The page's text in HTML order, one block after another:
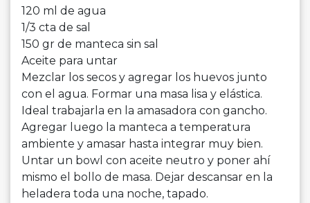
120 ml de agua
1/3 cta de sal
150 gr de manteca sin sal
Aceite para untar
Mezclar los secos y agregar los huevos junto
con el agua. Formar una masa lisa y elástica.
Ideal trabajarla en la amasadora con gancho.
Agregar luego la manteca a temperatura
ambiente y amasar hasta integrar muy bien.
Untar un bowl con aceite neutro y poner ahí
mismo el bollo de masa. Dejar descansar en la
heladera toda una noche, tapado.